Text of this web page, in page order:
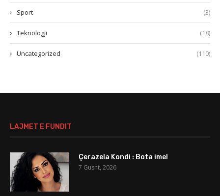
Sport (3)
Teknologji (18)
Uncategorized (110)
LAJMET E FUNDIT
Çerazela Kondi : Bota ime!
7 Gusht, 2026